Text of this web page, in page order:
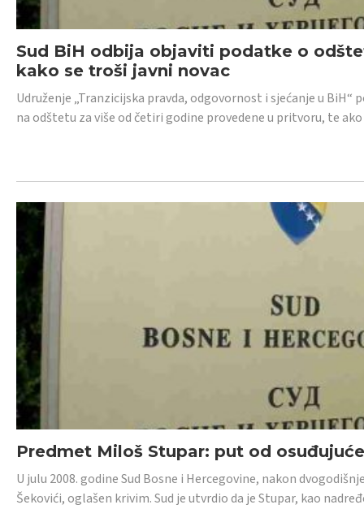
Sud BiH odbija objaviti podatke o
kako se troši javni novac
Udruženje „Tranzicijska pravda, odgovornost i sjećanje u
na odštetu za više od četiri godine provedene u pritvoru, te
Predmet Miloš Stupar: put od
U julu 2008. godine Sud Bosne i Hercegovine, nakon
Šekovići, oglašen krivim. Sud je utvrdio da je Stupar, kao